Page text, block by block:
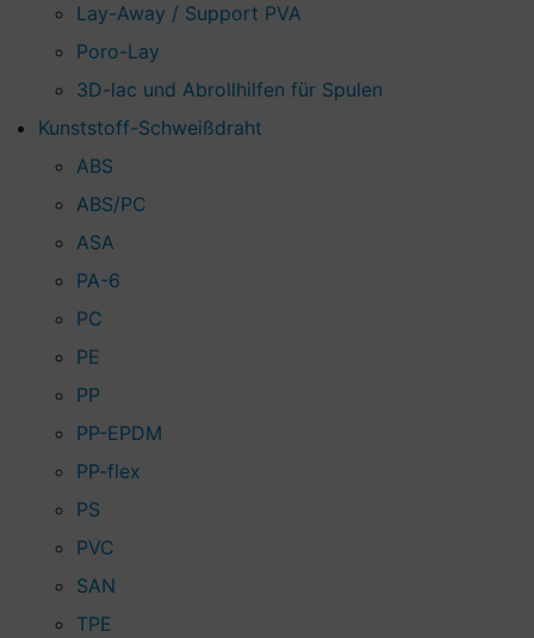
Lay-Away / Support PVA
Poro-Lay
3D-lac und Abrollhilfen für Spulen
Kunststoff-Schweißdraht
ABS
ABS/PC
ASA
PA-6
PC
PE
PP
PP-EPDM
PP-flex
PS
PVC
SAN
TPE